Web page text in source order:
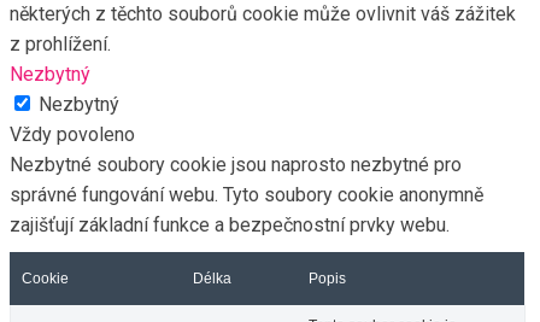
některých z těchto souborů cookie může ovlivnit váš zážitek
z prohlížení.
Nezbytný
Nezbytný
Vždy povoleno
Nezbytné soubory cookie jsou naprosto nezbytné pro
správné fungování webu. Tyto soubory cookie anonymně
zajišťují základní funkce a bezpečnostní prvky webu.
Cookie Délka Popis